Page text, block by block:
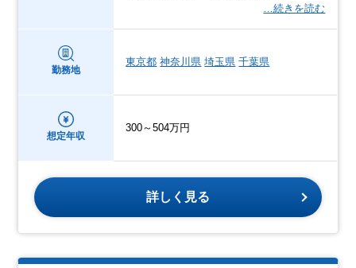
…続きを読む
勤務地
東京都 神奈川県 埼玉県 千葉県
想定年収
300～504万円
詳しく見る